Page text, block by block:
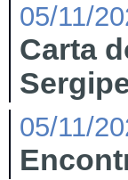
05/11/
Carta
05/11/